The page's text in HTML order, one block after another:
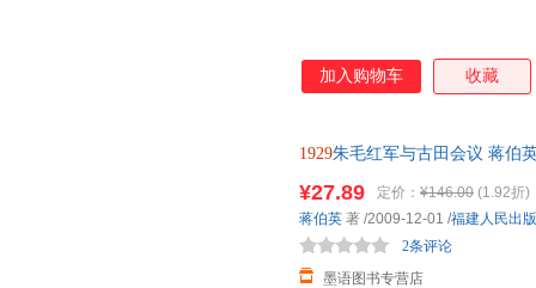
加入购物车 收藏
1929朱毛红军与古田会议 蒋伯
¥27.89 定价： ¥146.00 (1.92折)
墨语图书专营店
2条评论
蒋伯英 著 /2009-12-01 /福建人民出